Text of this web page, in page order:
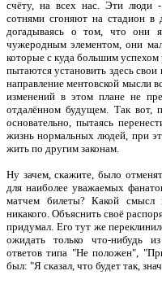
счёту, на всех нас. Эти люди
сотнями сгоняют на стадион
догадываясь о том, что они
чужеродным элементом, они
которые с куда большим успехом
пытаются установить здесь
направление ментовской мысли
изменений в этом плане не
отдалённом будущем. Так вот,
основательно, пытаясь
жизнь нормальных людей, при
жить по другим законам.
Ну зачем, скажите, было
для наиболее уважаемых
матчем билеты? Какой смысл
никакого. Объяснить своё
придумал. Его тут же
ожидать только что-нибудь
ответов типа "Не положен",
был: "Я сказал, что будет так,